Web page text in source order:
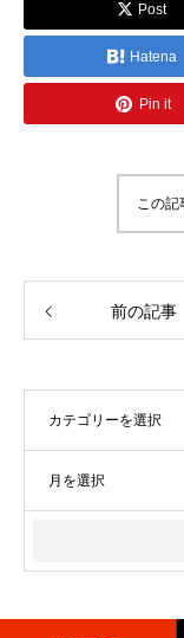
Post
Hatena
Pin it
この記
前の記事